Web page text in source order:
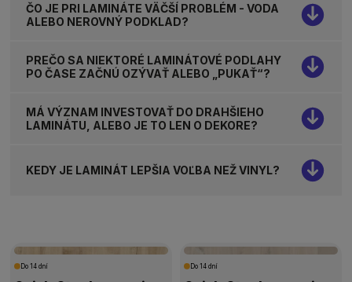
ČO JE PRI LAMINÁTE VÄČŠÍ PROBLÉM - VODA
ALEBO NEROVNÝ PODKLAD?
PREČO SA NIEKTORÉ LAMINÁTOVÉ PODLAHY
PO ČASE ZAČNÚ OZÝVAŤ ALEBO „PUKAŤ“?
MÁ VÝZNAM INVESTOVAŤ DO DRAHŠIEHO
LAMINÁTU, ALEBO JE TO LEN O DEKORE?
KEDY JE LAMINÁT LEPŠIA VOĽBA NEŽ VINYL?
Do 14 dní Do 14 dní